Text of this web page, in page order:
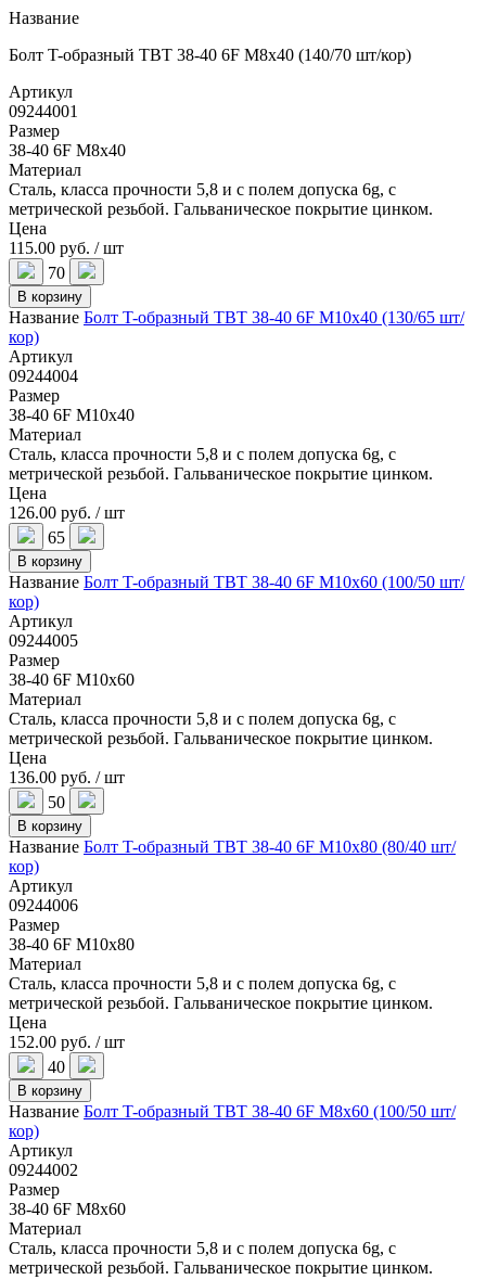
Название
Болт T-образный TBT 38-40 6F M8x40 (140/70 шт/кор)
Артикул
09244001
Размер
38-40 6F M8x40
Материал
Сталь, класса прочности 5,8 и с полем допуска 6g, с
метрической резьбой. Гальваническое покрытие цинком.
Цена
115.00 руб. / шт
70
В корзину
Название Болт T-образный TBT 38-40 6F M10x40 (130/65 шт/
кор)
Артикул
09244004
Размер
38-40 6F M10x40
Материал
Сталь, класса прочности 5,8 и с полем допуска 6g, с
метрической резьбой. Гальваническое покрытие цинком.
Цена
126.00 руб. / шт
65
В корзину
Название Болт T-образный TBT 38-40 6F M10x60 (100/50 шт/
кор)
Артикул
09244005
Размер
38-40 6F M10x60
Материал
Сталь, класса прочности 5,8 и с полем допуска 6g, с
метрической резьбой. Гальваническое покрытие цинком.
Цена
136.00 руб. / шт
50
В корзину
Название Болт T-образный TBT 38-40 6F M10x80 (80/40 шт/
кор)
Артикул
09244006
Размер
38-40 6F M10x80
Материал
Сталь, класса прочности 5,8 и с полем допуска 6g, с
метрической резьбой. Гальваническое покрытие цинком.
Цена
152.00 руб. / шт
40
В корзину
Название Болт T-образный TBT 38-40 6F M8x60 (100/50 шт/
кор)
Артикул
09244002
Размер
38-40 6F M8x60
Материал
Сталь, класса прочности 5,8 и с полем допуска 6g, с
метрической резьбой. Гальваническое покрытие цинком.